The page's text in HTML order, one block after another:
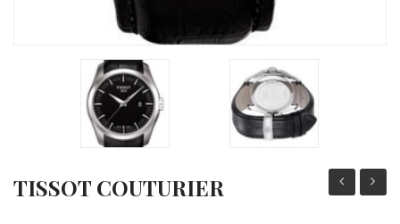
TISSOT COUTURIER